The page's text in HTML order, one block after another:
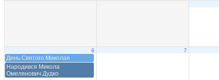
6
День Святого Миколая
Народився Микола
Омелянович Дудко
7